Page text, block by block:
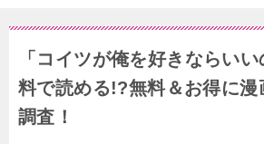
「コイツが俺を好きならい
料で読める!?無料＆お得に漫
調査！